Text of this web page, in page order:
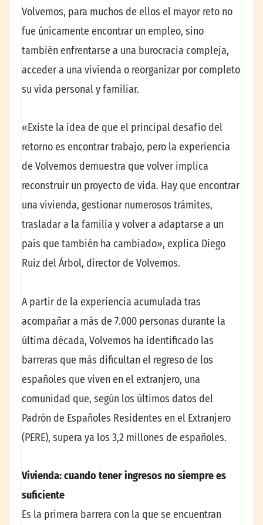
Volvemos, para muchos de ellos el mayor reto no
fue únicamente encontrar un empleo, sino
también enfrentarse a una burocracia compleja,
acceder a una vivienda o reorganizar por completo
su vida personal y familiar.
«Existe la idea de que el principal desafío del
retorno es encontrar trabajo, pero la experiencia
de Volvemos demuestra que volver implica
reconstruir un proyecto de vida. Hay que encontrar
una vivienda, gestionar numerosos trámites,
trasladar a la familia y volver a adaptarse a un
país que también ha cambiado», explica Diego
Ruiz del Árbol, director de Volvemos.
A partir de la experiencia acumulada tras
acompañar a más de 7.000 personas durante la
última década, Volvemos ha identificado las
barreras que más dificultan el regreso de los
españoles que viven en el extranjero, una
comunidad que, según los últimos datos del
Padrón de Españoles Residentes en el Extranjero
(PERE), supera ya los 3,2 millones de españoles.
Vivienda: cuando tener ingresos no siempre es
suficiente
Es la primera barrera con la que se encuentran